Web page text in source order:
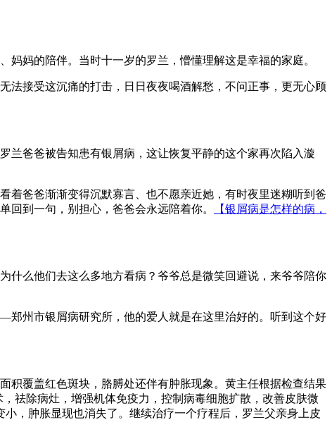
妈的陪伴。当时十一岁的罗兰，懵懂理解这是幸福的家庭。
法接受这沉痛的打击，日日夜夜喝酒解愁，不问正事，更无心顾
兰爸爸被告知患有银屑病，这让恢复平静的这个家再次陷入漩
着爸爸渐渐变得沉默寡言、也不愿亲近她，有时夜里迷糊听到爸
回到一句，别担心，爸爸会永远陪着你。
【银屑病是怎样的病，
么他们去这么多地方看病？爷爷总是微笑回避说，来爷爷陪你
州市银屑病研究所，他的爱人就是在这里治好的。听到这个好
积覆盖红色斑块，胳膊处还伴有肿胀现象。黄主任根据检查结果
祛除病灶，增强机体免疫力，控制病毒细胞扩散，改善皮肤微
，肿胀显现也消失了。继续治疗一个疗程后，罗兰父亲身上皮